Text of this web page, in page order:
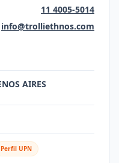
11 4005-5014
info@trolliethnos.com
AIRES
Perfil UPN